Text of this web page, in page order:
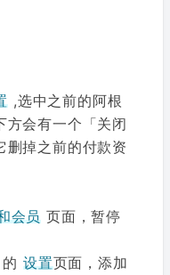
,选中之前的阿根
方会有一个「关闭
删掉之前的付款资
会员 页面，暂停
设置页面，添加